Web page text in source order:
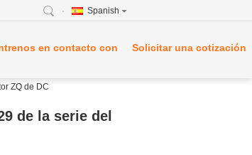
Spanish
en contacto con Solicitar una cotización
ZQ de DC
de la serie del